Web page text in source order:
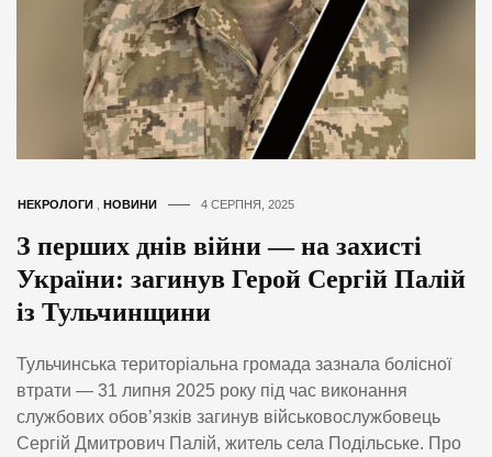
НЕКРОЛОГИ НОВИНИ 4 СЕРПНЯ, 2025
З перших днів війни — на захисті
України: загинув Герой Сергій Палій
із Тульчинщини
Тульчинська територіальна громада зазнала болісної
втрати — 31 липня 2025 року під час виконання
службових обов’язків загинув військовослужбовець
Сергій Дмитрович Палій, житель села Подільське. Про